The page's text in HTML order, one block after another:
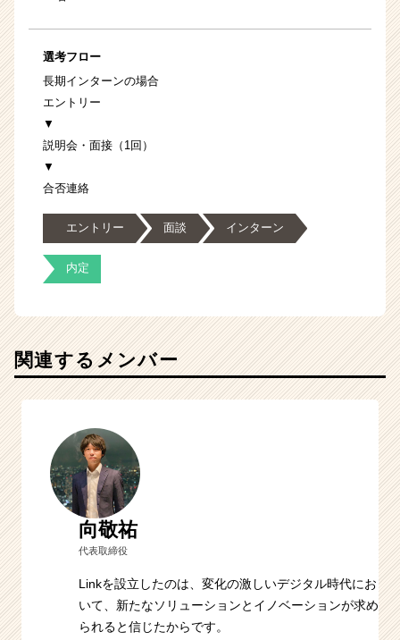
選考フロー
長期インターンの場合
エントリー
▼
説明会・面接（1回）
▼
合否連絡
エントリー 面談 インターン
内定
関連するメンバー
向敬祐
代表取締役
Linkを設立したのは、変化の激しいデジタル時代にお
いて、新たなソリューションとイノベーションが求め
られると信じたからです。